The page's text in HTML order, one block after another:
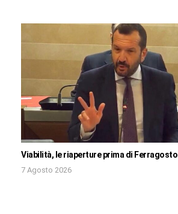
Viabilità, le riaperture prima di Ferragosto
7 Agosto 2026